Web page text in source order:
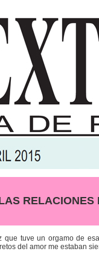
RELACIONES
que tuve un orgamo de
del amor me estaban